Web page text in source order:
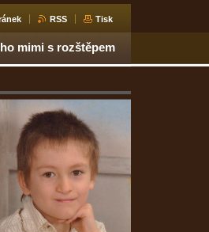
RSS Tisk
mimi s rozštěpem